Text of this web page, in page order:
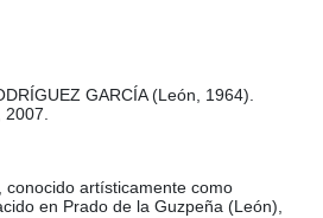
GARCÍA (León, 1964).
2007.
artísticamente como
en Prado de la Guzpeña (León),